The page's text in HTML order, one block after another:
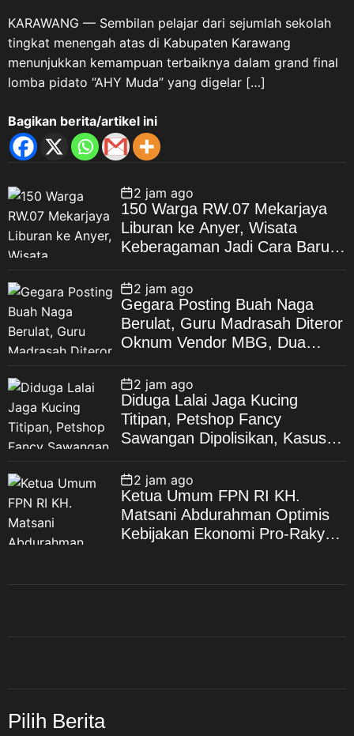
KARAWANG — Sembilan pelajar dari sejumlah sekolah
tingkat menengah atas di Kabupaten Karawang
menunjukkan kemampuan terbaiknya dalam grand final
lomba pidato “AHY Muda” yang digelar […]
Bagikan berita/artikel ini
2 jam ago
150 Warga RW.07 Mekarjaya
Liburan ke Anyer, Wisata
Keberagaman Jadi Cara Baru
2 jam ago
Gegara Posting Buah Naga
Berulat, Guru Madrasah Diteror
Oknum Vendor MBG, Dua
yang Tak Kunjung Dilakukan
2 jam ago
Diduga Lalai Jaga Kucing
Titipan, Petshop Fancy
Sawangan Dipolisikan, Kasus
ke Polres Depok
2 jam ago
Ketua Umum FPN RI KH.
Matsani Abdurahman Optimis
Kebijakan Ekonomi Pro-Rakyat
Pilih Berita